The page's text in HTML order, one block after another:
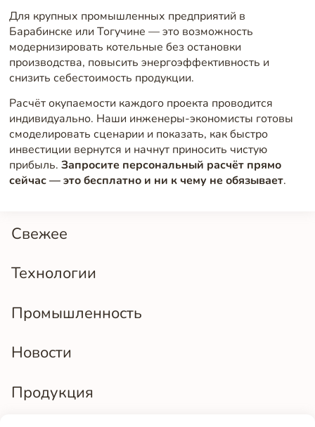
Свежее
Технологии
Промышленность
Новости
Продукция
Для крупных промышленных предприятий в
Барабинске или Тогучине — это возможность
модернизировать котельные без остановки
производства, повысить энергоэффективность и
снизить себестоимость продукции.
Расчёт окупаемости каждого проекта проводится
индивидуально. Наши инженеры-экономисты готовы
смоделировать сценарии и показать, как быстро
инвестиции вернутся и начнут приносить чистую
прибыль. Запросите персональный расчёт прямо
сейчас — это бесплатно и ни к чему не обязывает.